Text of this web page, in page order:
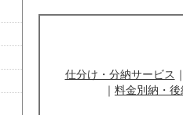
仕分け・分納サービス
料金別納・